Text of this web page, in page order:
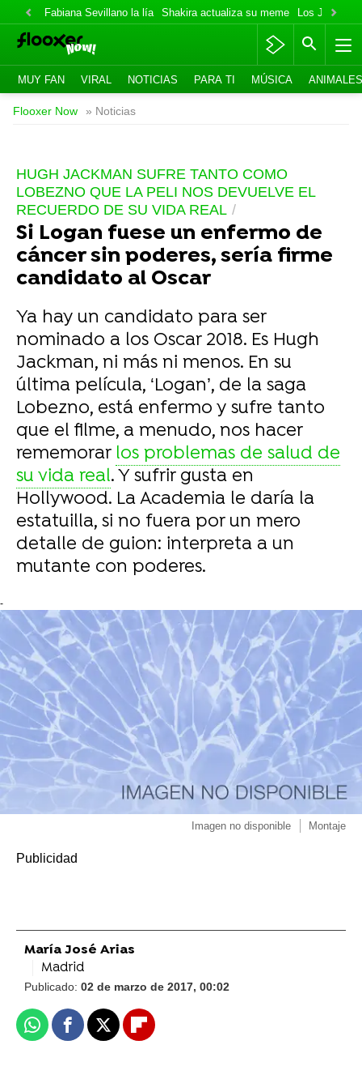
Fabiana Sevillano la lía Shakira actualiza su meme Los Jonas
MUY FAN VIRAL NOTICIAS PARA TI MÚSICA ANIMALES
Flooxer Now » Noticias
HUGH JACKMAN SUFRE TANTO COMO
LOBEZNO QUE LA PELI NOS DEVUELVE EL
RECUERDO DE SU VIDA REAL
Si Logan fuese un enfermo de
cáncer sin poderes, sería firme
candidato al Oscar
Ya hay un candidato para ser
nominado a los Oscar 2018. Es Hugh
Jackman, ni más ni menos. En su
última película, ‘Logan’, de la saga
Lobezno, está enfermo y sufre tanto
que el filme, a menudo, nos hacer
rememorar los problemas de salud de
su vida real. Y sufrir gusta en
Hollywood. La Academia le daría la
estatuilla, si no fuera por un mero
detalle de guion: interpreta a un
mutante con poderes.
-
Imagen no disponible Montaje
María José Arias
Madrid
Publicado: 02 de marzo de 2017, 00:02
WhatsappFacebook
X Flipboard